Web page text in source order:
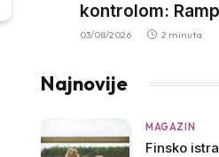
kontrolom:
kapital
03/08/2026 2 minuta
Najnovije
MAGAZIN
Finsko